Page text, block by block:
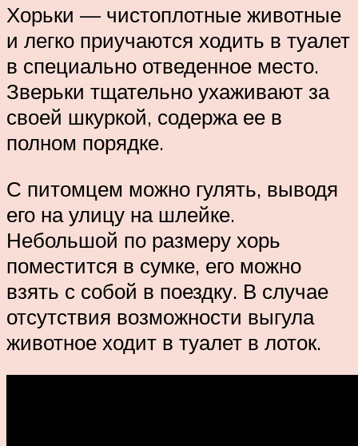
Хорьки — чистоплотные животные
и легко приучаются ходить в туалет
в специально отведенное место.
Зверьки тщательно ухаживают за
своей шкуркой, содержа ее в
полном порядке.
С питомцем можно гулять, выводя
его на улицу на шлейке.
Небольшой по размеру хорь
поместится в сумке, его можно
взять с собой в поездку. В случае
отсутствия возможности выгула
животное ходит в туалет в лоток.